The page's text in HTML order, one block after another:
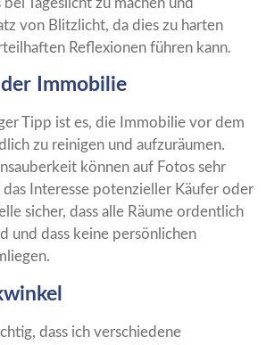
von Blitzlicht, da dies zu harten
Reflexionen führen kann.
Immobilie
Tipp ist es, die Immobilie vor dem
zu reinigen und aufzuräumen.
können auf Fotos sehr
Interesse potenzieller Käufer oder
sicher, dass alle Räume ordentlich
und dass keine persönlichen
dass ich verschiedene